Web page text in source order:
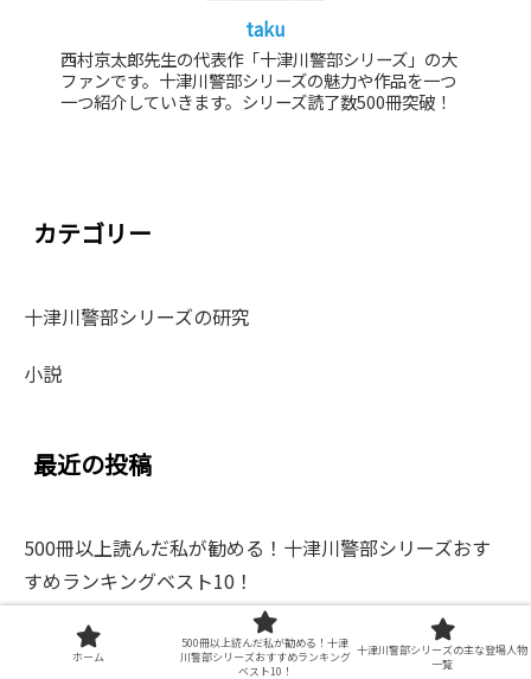
taku
西村京太郎先生の代表作「十津川警部シリーズ」の大
ファンです。十津川警部シリーズの魅力や作品を一つ
一つ紹介していきます。シリーズ読了数500冊突破！
カテゴリー
十津川警部シリーズの研究
小説
最近の投稿
500冊以上読んだ私が勧める！十津川警部シリーズおす
すめランキングベスト10！
十津川警部シリーズの主な登場人物一覧
ホーム
500冊以上読んだ私が勧める！十津
川警部シリーズおすすめランキング
ベスト10！
十津川警部シリーズの主な登場人物
一覧